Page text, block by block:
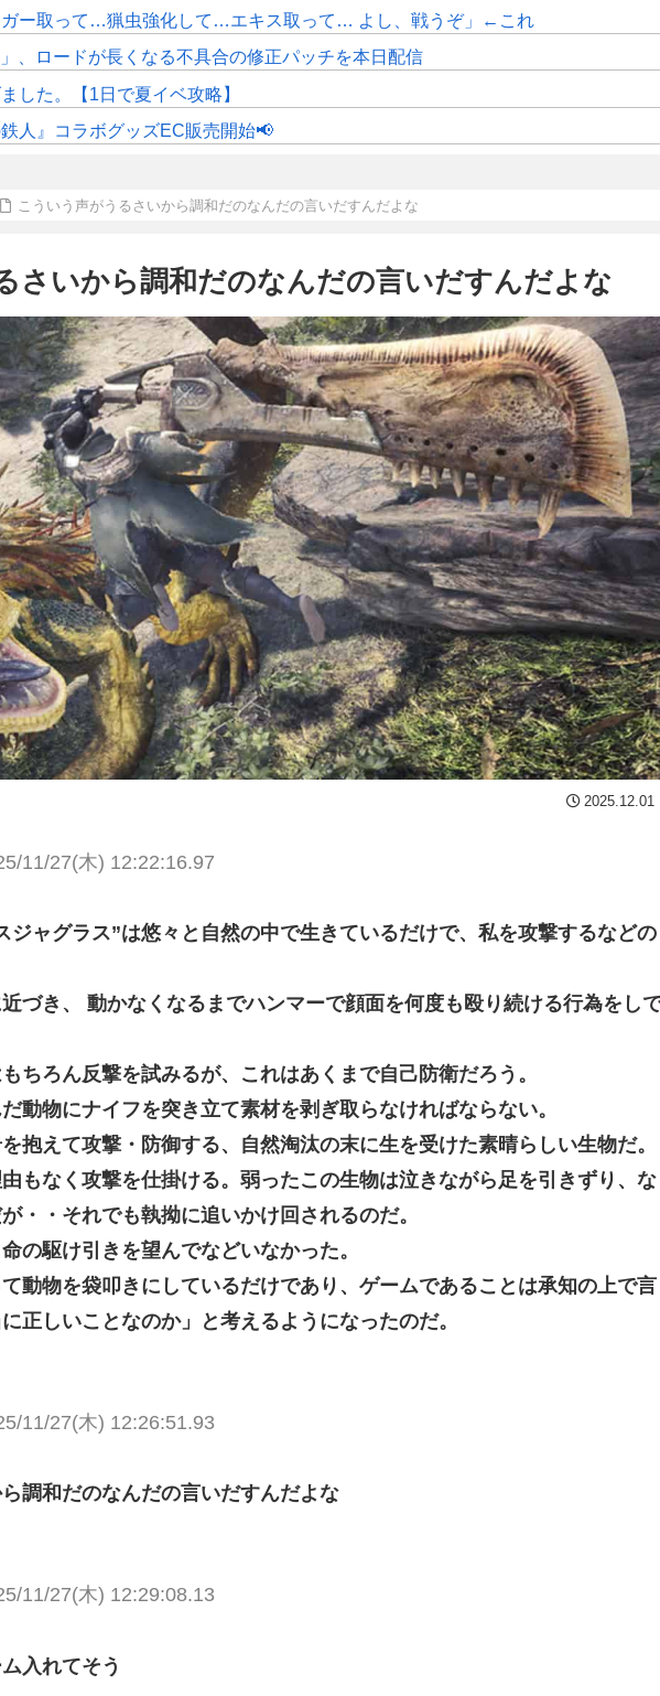
ガー取って…猟虫強化して…エキス取って… よし、戦うぞ」←これ
、ロードが長くなる不具合の修正パッチを本日配信
した。【1日で夏イベ攻略】
人』コラボグッズEC販売開始📢
こういう声がうるさいから調和だのなんだの言いだすんだよな
さいから調和だのなんだの言いだすんだよな
2025.12.01
11/27(木) 12:22:16.97
ジャグラス”は悠々と自然の中で生きているだけで、私を攻撃するなどの
づき、 動かなくなるまでハンマーで顔面を何度も殴り続ける行為をし
ちろん反撃を試みるが、これはあくまで自己防衛だろう。
動物にナイフを突き立て素材を剥ぎ取らなければならない。
抱えて攻撃・防御する、自然淘汰の末に生を受けた素晴らしい生物だ。
もなく攻撃を仕掛ける。弱ったこの生物は泣きながら足を引きずり、な
・・それでも執拗に追いかけ回されるのだ。
の駆け引きを望んでなどいなかった。
動物を袋叩きにしているだけであり、ゲームであることは承知の上で言
正しいことなのか」と考えるようになったのだ。
11/27(木) 12:26:51.93
調和だのなんだの言いだすんだよな
11/27(木) 12:29:08.13
入れてそう